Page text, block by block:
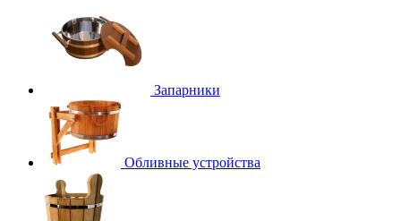
Запарники
Обливные устройства